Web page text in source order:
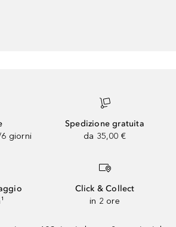
giorni
Spedizione gratuita
da 35,00 €
Click & Collect
in 2 ore